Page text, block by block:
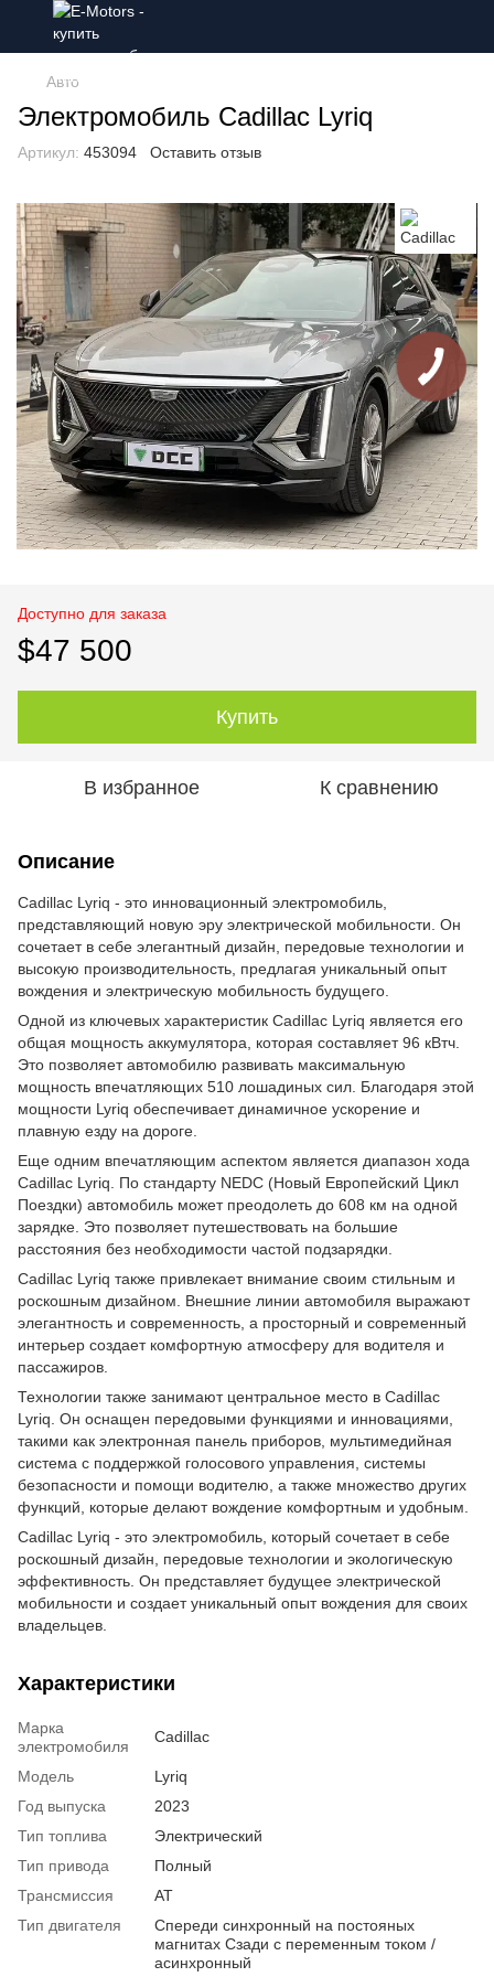
Авто
Электромобиль Cadillac Lyriq
Артикул: 453094 Оставить отзыв
Доступно для заказа
$47 500
Купить
В избранное К сравнению
Описание
Cadillac Lyriq - это инновационный электромобиль,
представляющий новую эру электрической мобильности. Он
сочетает в себе элегантный дизайн, передовые технологии и
высокую производительность, предлагая уникальный опыт
вождения и электрическую мобильность будущего.
Одной из ключевых характеристик Cadillac Lyriq является его
общая мощность аккумулятора, которая составляет 96 кВтч.
Это позволяет автомобилю развивать максимальную
мощность впечатляющих 510 лошадиных сил. Благодаря этой
мощности Lyriq обеспечивает динамичное ускорение и
плавную езду на дороге.
Еще одним впечатляющим аспектом является диапазон хода
Cadillac Lyriq. По стандарту NEDC (Новый Европейский Цикл
Поездки) автомобиль может преодолеть до 608 км на одной
зарядке. Это позволяет путешествовать на большие
расстояния без необходимости частой подзарядки.
Cadillac Lyriq также привлекает внимание своим стильным и
роскошным дизайном. Внешние линии автомобиля выражают
элегантность и современность, а просторный и современный
интерьер создает комфортную атмосферу для водителя и
пассажиров.
Технологии также занимают центральное место в Cadillac
Lyriq. Он оснащен передовыми функциями и инновациями,
такими как электронная панель приборов, мультимедийная
система с поддержкой голосового управления, системы
безопасности и помощи водителю, а также множество других
функций, которые делают вождение комфортным и удобным.
Cadillac Lyriq - это электромобиль, который сочетает в себе
роскошный дизайн, передовые технологии и экологическую
эффективность. Он представляет будущее электрической
мобильности и создает уникальный опыт вождения для своих
владельцев.
Характеристики
Марка
электромобиля
Cadillac
Модель
Lyriq
Год выпуска
2023
Тип топлива
Электрический
Тип привода
Полный
Трансмиссия
AT
Тип двигателя
Спереди синхронный на постояных
магнитах Сзади с переменным током /
асинхронный